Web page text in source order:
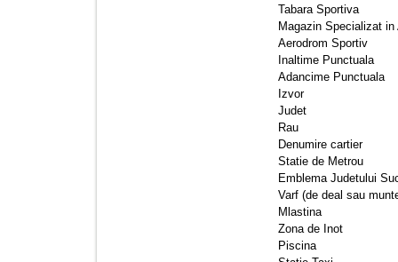
Tabara Sportiva
Magazin Specializat
Aerodrom Sportiv
Inaltime Punctuala
Adancime Punctuala
Izvor
Judet
Rau
Denumire cartier
Statie de Metrou
Emblema Judetului
Varf (de deal sau
Mlastina
Zona de Inot
Piscina